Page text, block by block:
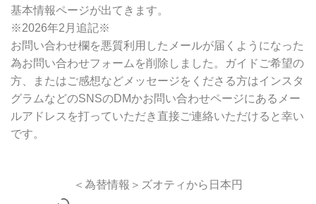
基本情報ページが出てきます。
※2026年2月追記※
お問い合わせ欄を悪質利用したメールが届くようになった
為お問い合わせフォームを削除しました。ガイドご希望の
方、またはご感想などメッセージをくださる方はインスタ
グラムなどのSNSのDMかお問い合わせページにあるメー
ルアドレスを打っていただき直接ご連絡いただけると幸い
です。
＜為替情報＞ズオティから日本円